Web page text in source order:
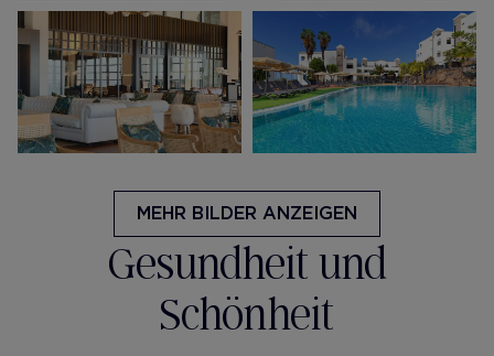
MEHR BILDER ANZEIGEN
Gesundheit und
Schönheit